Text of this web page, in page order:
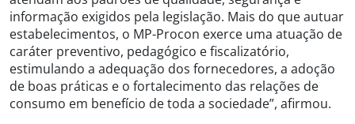
informação exigidos pela legislação. Mais do que autuar
estabelecimentos, o MP-Procon exerce uma atuação de
caráter preventivo, pedagógico e fiscalizatório,
estimulando a adequação dos fornecedores, a adoção
de boas práticas e o fortalecimento das relações de
consumo em benefício de toda a sociedade”, afirmou.